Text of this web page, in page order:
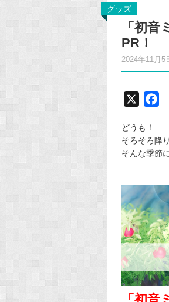
グッズ
「初
PR！
2024年11月5
e
b
o
k
どうも！
そろそろ降
そんな季節